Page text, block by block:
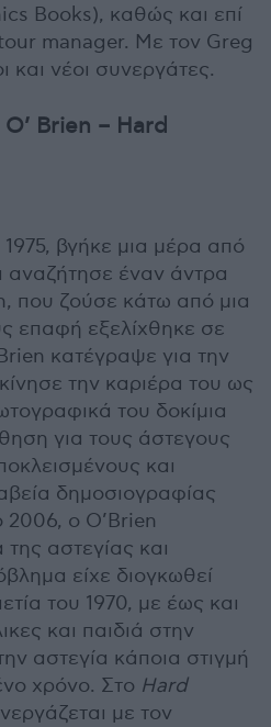
Books), καθώς και επί
manager. Με τον Greg
και νέοι συνεργάτες.
Brien – Hard
1975, βγήκε μια μέρα από
αναζήτησε έναν άντρα
που ζούσε κάτω από μια
επαφή εξελίχθηκε σε
κατέγραψε για την
την καριέρα του ως
του δοκίμια
για τους άστεγους
και
δημοσιογραφίας
2006, ο O’Brien
αστεγίας και
είχε διογκωθεί
του 1970, με έως και
και παιδιά στην
αστεγία κάποια στιγμή
χρόνο. Στο Hard
με τον